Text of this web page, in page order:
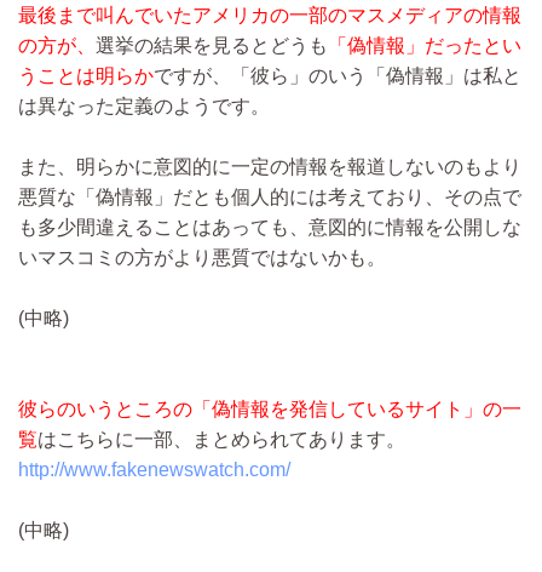
最後まで叫んでいたアメリカの一部のマスメディアの情報
の方が、 選挙の結果を見るとどうも
「偽情報」だったとい
うことは明らかですが、「彼ら」のいう「偽情報」は私と
は異なった定義のようです。
また、明らかに意図的に一定の情報を報道しないのもより
悪質な「偽情報」だとも個人的には考えており、その点で
も多少間違えることはあっても、意図的に情報を公開しな
いマスコミの方がより悪質ではないかも。
(中略)
彼らのいうところの「偽情報を発信しているサイト」の一
覧はこちらに一部、まとめられてあります。
http://www.fakenewswatch.com/
(中略)